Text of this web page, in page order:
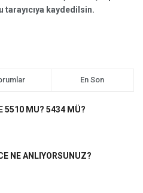
kaydedilsin.
En Son
5510 MU? 5434 MÜ?
NE ANLIYORSUNUZ?